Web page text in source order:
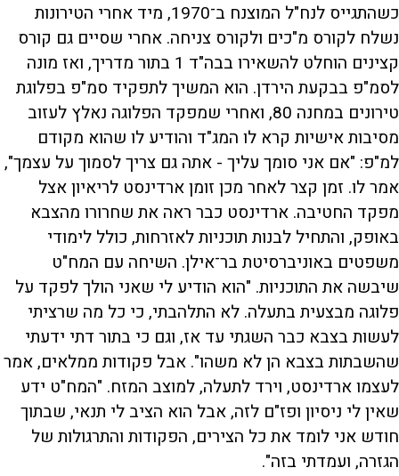
כשהתגייס לנח"ל המוצנח ב־1970, מיד אחרי הטירונות
נשלח לקורס מ"כים ולקורס צניחה. אחרי שסיים גם קורס
קצינים הוחלט להשאירו בבה"ד 1 בתור מדריך, ואז מונה
לסמ"פ בבקעת הירדן. הוא המשיך לתפקיד סמ"פ בפלוגת
טירונים במחנה 80, ואחרי שמפקד הפלוגה נאלץ לעזוב
מסיבות אישיות קרא לו המג"ד והודיע לו שהוא מקודם
למ"פ: "אם אני סומך עליך - אתה גם צריך לסמוך על עצמך",
אמר לו. זמן קצר לאחר מכן זומן ארדינסט לריאיון אצל
מפקד החטיבה. ארדינסט כבר ראה את שחרורו מהצבא
באופק, והתחיל לבנות תוכניות לאזרחות, כולל לימודי
משפטים באוניברסיטת בר־אילן. השיחה עם המח"ט
שיבשה את התוכניות. "הוא הודיע לי שאני הולך לפקד על
פלוגה מבצעית בתעלה. לא התלהבתי, כי כל מה שרציתי
לעשות בצבא כבר השגתי עד אז, וגם כי בתור דתי ידעתי
שהשבתות בצבא הן לא משהו". אבל פקודות ממלאים, אמר
לעצמו ארדינסט, וירד לתעלה, למוצב המזח. "המח"ט ידע
שאין לי ניסיון ופז"ם לזה, אבל הוא הציב לי תנאי, שבתוך
חודש אני לומד את כל הצירים, הפקודות והתרגולות של
הגזרה, ועמדתי בזה".